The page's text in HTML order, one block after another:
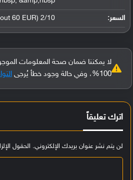
السعر: 2/10 (About 60 EUR)
لا يمكننا ضمان صحة المعلومات
100%، وفي حالة وجود خطأ يُرجى
اترك تعليقاً
لن يتم نشر عنوان بريدك الإلكتروني. الحقول